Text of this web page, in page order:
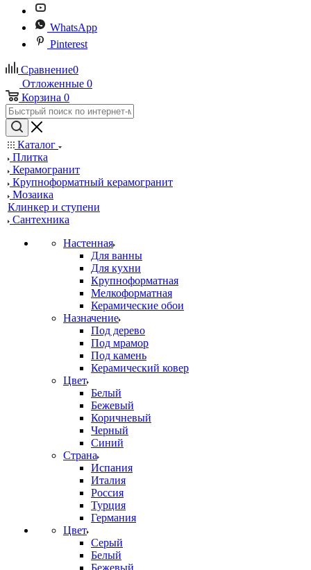
WhatsApp
Pinterest
Сравнение0
Отложенные 0
Корзина 0
Каталог
Плитка
Керамогранит
Крупноформатный керамогранит
Мозаика
Клинкер и ступени
Сантехника
Настенная
Для ванны
Для кухни
Крупноформатная
Мелкоформатная
Керамические обои
Назначение
Под дерево
Под мрамор
Под камень
Керамический ковер
Цвет
Белый
Бежевый
Коричневый
Черный
Синий
Страна
Испания
Италия
Россия
Турция
Германия
Цвет
Серый
Белый